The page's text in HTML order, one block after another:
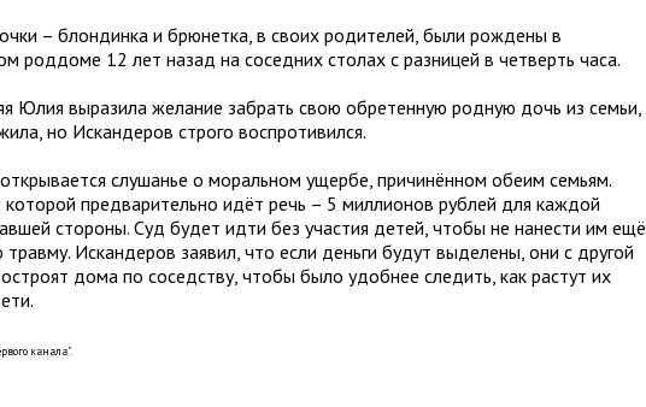
– блондинка и брюнетка, в своих родителей, были рождены в
роддоме 12 лет назад на соседних столах с разницей в четверть часа.
Юлия выразила желание забрать свою обретенную родную дочь из семьи,
но Искандеров строго воспротивился.
слушанье о моральном ущербе, причинённом обеим семьям.
предварительно идёт речь – 5 миллионов рублей для каждой
стороны. Суд будет идти без участия детей, чтобы не нанести им ещё
Искандеров заявил, что если деньги будут выделены, они с другой
дома по соседству, чтобы было удобнее следить, как растут их
канала".